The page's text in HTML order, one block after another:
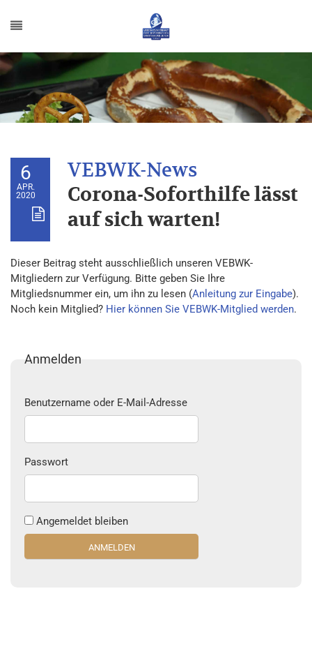
6
APR.
2020
Corona-Soforthilfe lässt
auf sich warten!
Dieser Beitrag steht ausschließlich unseren VEBWK-
Mitgliedern zur Verfügung. Bitte geben Sie Ihre
Mitgliedsnummer ein, um ihn zu lesen (Anleitung zur Eingabe).
Noch kein Mitglied? Hier können Sie VEBWK-Mitglied werden.
Anmelden
Benutzername oder E-Mail-Adresse
Passwort
Angemeldet bleiben